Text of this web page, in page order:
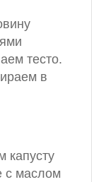
тесто.
в
капусту
с маслом